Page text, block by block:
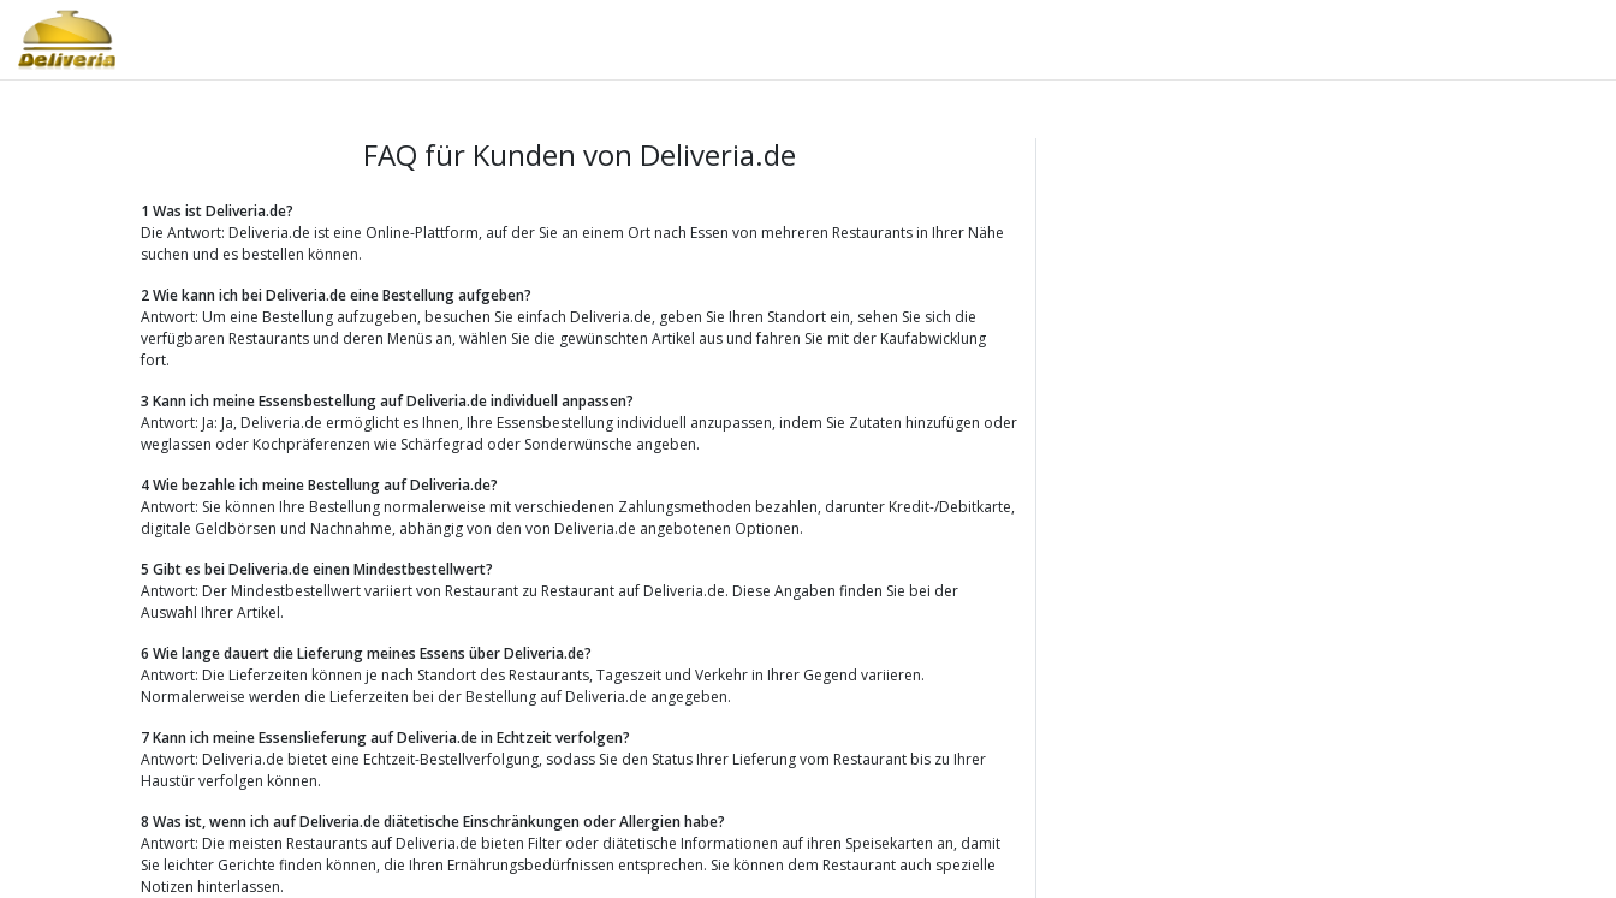
FAQ für Kunden von Deliveria.de
1 Was ist Deliveria.de?
Die Antwort: Deliveria.de ist eine Online-Plattform, auf der Sie an einem Ort nach Essen von mehreren Restaurants in Ihrer Nähe
suchen und es bestellen können.
2 Wie kann ich bei Deliveria.de eine Bestellung aufgeben?
Antwort: Um eine Bestellung aufzugeben, besuchen Sie einfach Deliveria.de, geben Sie Ihren Standort ein, sehen Sie sich die
verfügbaren Restaurants und deren Menüs an, wählen Sie die gewünschten Artikel aus und fahren Sie mit der Kaufabwicklung
fort.
3 Kann ich meine Essensbestellung auf Deliveria.de individuell anpassen?
Antwort: Ja: Ja, Deliveria.de ermöglicht es Ihnen, Ihre Essensbestellung individuell anzupassen, indem Sie Zutaten hinzufügen oder
weglassen oder Kochpräferenzen wie Schärfegrad oder Sonderwünsche angeben.
4 Wie bezahle ich meine Bestellung auf Deliveria.de?
Antwort: Sie können Ihre Bestellung normalerweise mit verschiedenen Zahlungsmethoden bezahlen, darunter Kredit-/Debitkarte,
digitale Geldbörsen und Nachnahme, abhängig von den von Deliveria.de angebotenen Optionen.
5 Gibt es bei Deliveria.de einen Mindestbestellwert?
Antwort: Der Mindestbestellwert variiert von Restaurant zu Restaurant auf Deliveria.de. Diese Angaben finden Sie bei der
Auswahl Ihrer Artikel.
6 Wie lange dauert die Lieferung meines Essens über Deliveria.de?
Antwort: Die Lieferzeiten können je nach Standort des Restaurants, Tageszeit und Verkehr in Ihrer Gegend variieren.
Normalerweise werden die Lieferzeiten bei der Bestellung auf Deliveria.de angegeben.
7 Kann ich meine Essenslieferung auf Deliveria.de in Echtzeit verfolgen?
Antwort: Deliveria.de bietet eine Echtzeit-Bestellverfolgung, sodass Sie den Status Ihrer Lieferung vom Restaurant bis zu Ihrer
Haustür verfolgen können.
8 Was ist, wenn ich auf Deliveria.de diätetische Einschränkungen oder Allergien habe?
Antwort: Die meisten Restaurants auf Deliveria.de bieten Filter oder diätetische Informationen auf ihren Speisekarten an, damit
Sie leichter Gerichte finden können, die Ihren Ernährungsbedürfnissen entsprechen. Sie können dem Restaurant auch spezielle
Notizen hinterlassen.